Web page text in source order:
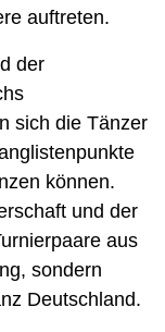
auftreten.
der
sich die Tänzer
können.
und der
aus
sondern
Deutschland.